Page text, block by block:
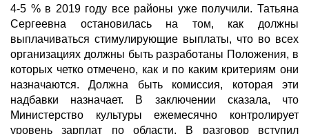
4-5 % в 2019 году все районы уже получили. Татьяна
Сергеевна остановилась на том, как должны
выплачиваться стимулирующие выплаты, что во всех
организациях должны быть разработаны Положения, в
которых четко отмечено, как и по каким критериям они
назначаются. Должна быть комиссия, которая эти
надбавки назначает. В заключении сказала, что
Министерство культуры ежемесячно контролирует
уровень зарплат по области. В разговор вступил